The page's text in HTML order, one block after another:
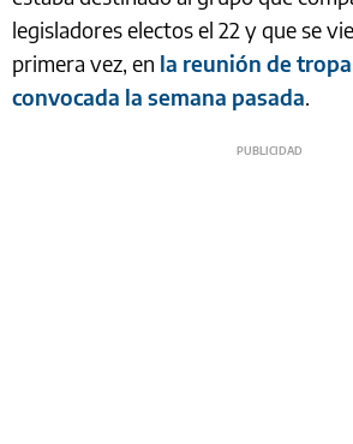
legisladores electos el 22 y que se
primera vez, en la reunión de
convocada la semana pasada.